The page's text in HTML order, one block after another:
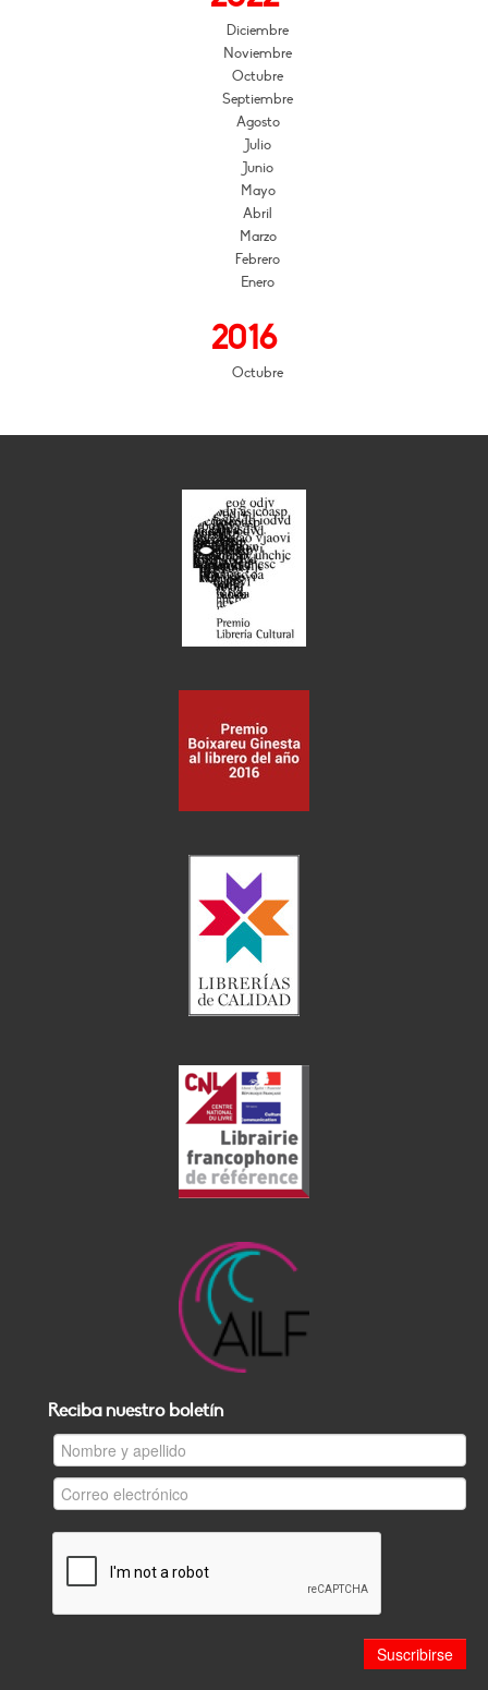
Diciembre
Noviembre
Octubre
Septiembre
Agosto
Julio
Junio
Mayo
Abril
Marzo
Febrero
Enero
2016
Octubre
Reciba nuestro boletín